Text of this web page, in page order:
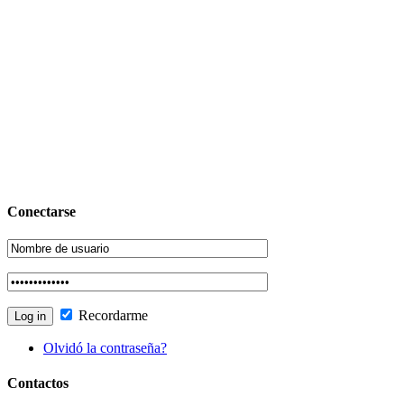
Conectarse
Recordarme
Olvidó la contraseña?
Contactos